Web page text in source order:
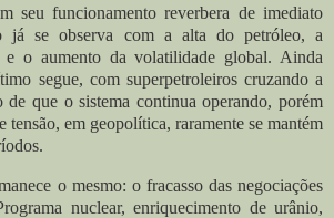
seu funcionamento reverbera de imediato
já se observa com a alta do petróleo, a
e o aumento da volatilidade global. Ainda
segue, com superpetroleiros cruzando a
que o sistema continua operando, porém
tensão, em geopolítica, raramente se mantém
o mesmo: o fracasso das negociações
nuclear, enriquecimento de urânio,